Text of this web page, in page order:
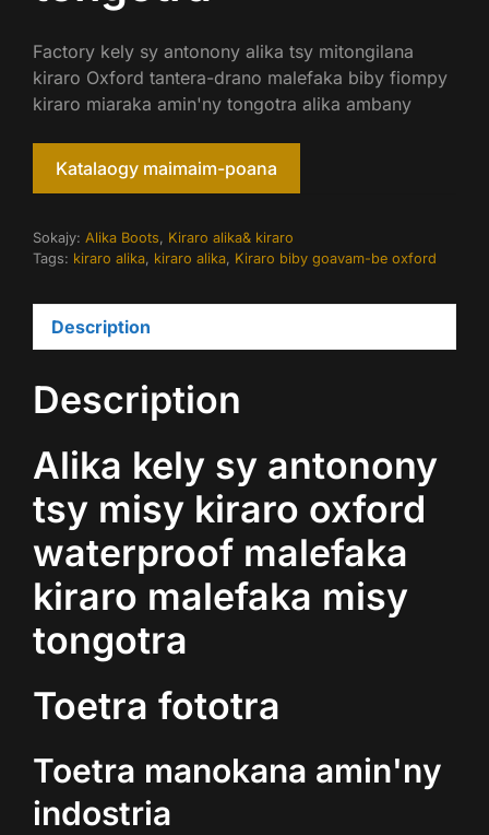
Factory kely sy antonony alika tsy mitongilana
kiraro Oxford tantera-drano malefaka biby fiompy
kiraro miaraka amin'ny tongotra alika ambany
Katalaogy maimaim-poana
Sokajy: Alika Boots, Kiraro alika& kiraro
Tags: kiraro alika, kiraro alika, Kiraro biby goavam-be oxford
Description
Description
Alika kely sy antonony
tsy misy kiraro oxford
waterproof malefaka
kiraro malefaka misy
tongotra
Toetra fototra
Toetra manokana amin'ny
indostria